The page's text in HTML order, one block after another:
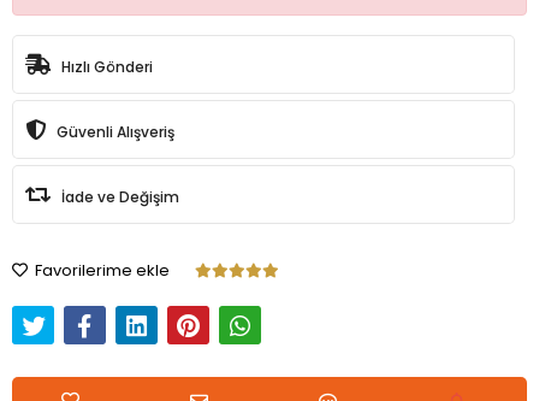
Hızlı Gönderi
Güvenli Alışveriş
İade ve Değişim
Favorilerime ekle